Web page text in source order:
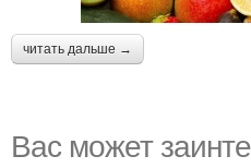
читать дальше →
Вас может